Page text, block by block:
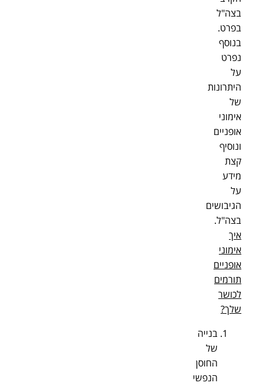
בצה"ל
בפרט.
בנוסף
נפרט
על
היתרונות
של
אימוני
אופניים
ונוסיף
קצת
מידע
על
הגיבושים
בצה"ל.
איך
אימוני
אופניים
תורמים
לכושר
שלך?
בנייה
של
החוסן
הנפשי